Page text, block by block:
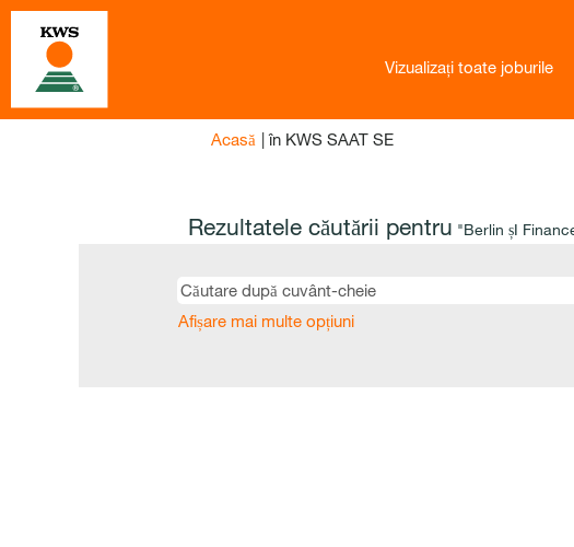
Vizualizați toate joburile
Acasă | în KWS SAAT SE(pagina
Rezultatele căutării pentru "Berlin șI
Afișare mai multe opțiuni